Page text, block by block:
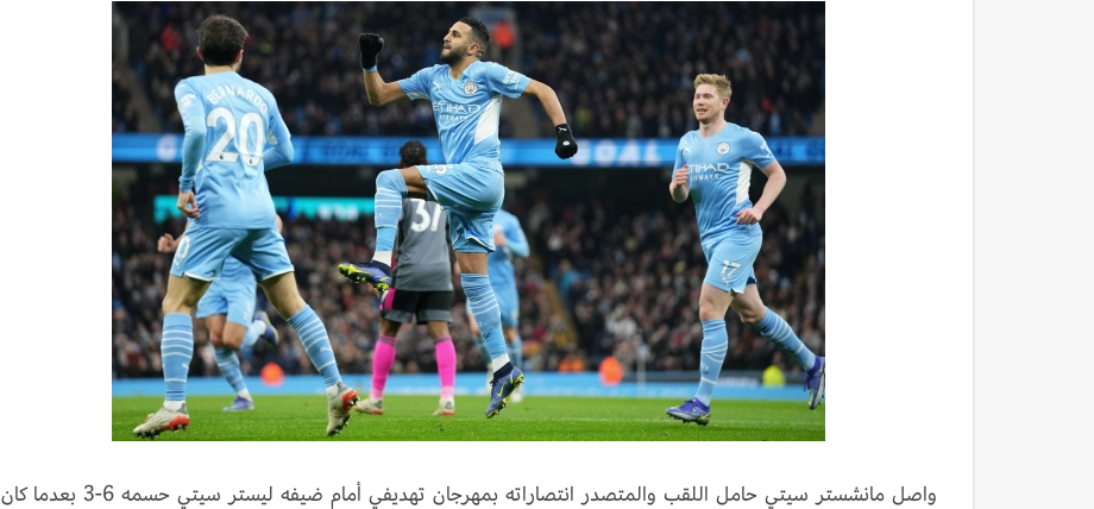
واصل مانشستر سيتي حامل اللقب والمتصدر انتصاراته بمهرجان تهديفي أمام ضيفه ليستر سيتي حسمه 6-3 بعدما كان